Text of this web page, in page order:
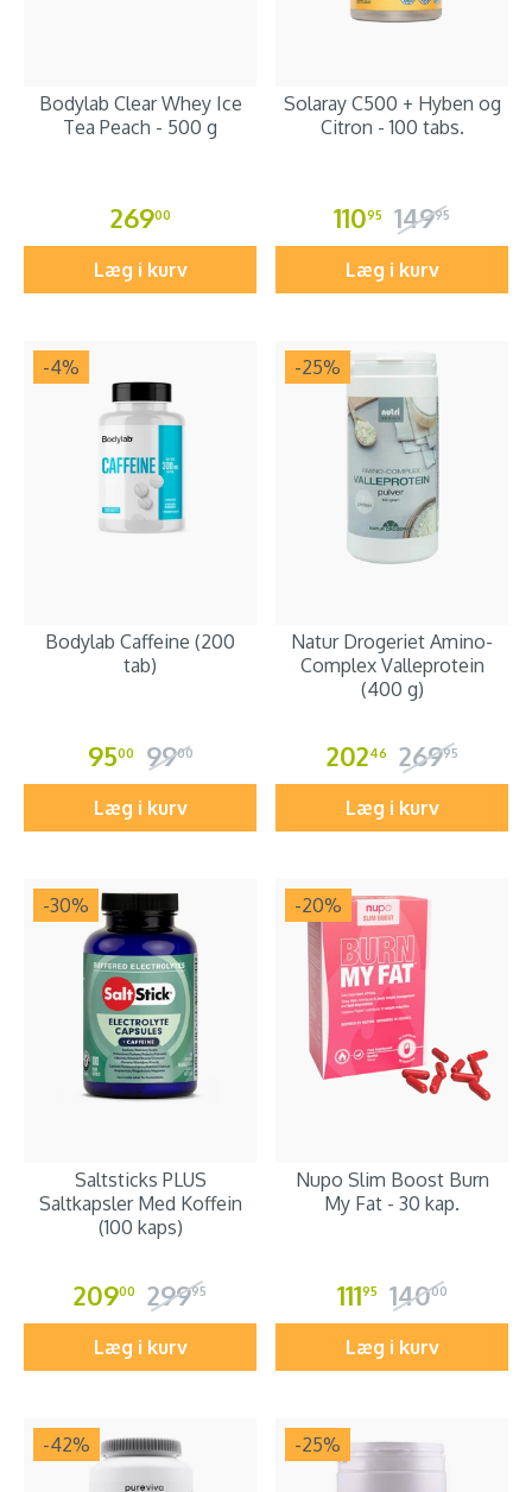
Bodylab Clear Whey Ice
Tea Peach - 500 g
26900
Læg i kurv
Solaray C500 + Hyben og
Citron - 100 tabs.
11095 14995
Læg i kurv
-4%
Bodylab Caffeine (200
tab)
9500 9900
Læg i kurv
-25%
Natur Drogeriet Amino-
Complex Valleprotein
(400 g)
20246 26995
Læg i kurv
-30%
Saltsticks PLUS
Saltkapsler Med Koffein
(100 kaps)
20900 29995
Læg i kurv
-20%
Nupo Slim Boost Burn
My Fat - 30 kap.
11195 14000
Læg i kurv
-42% -25%